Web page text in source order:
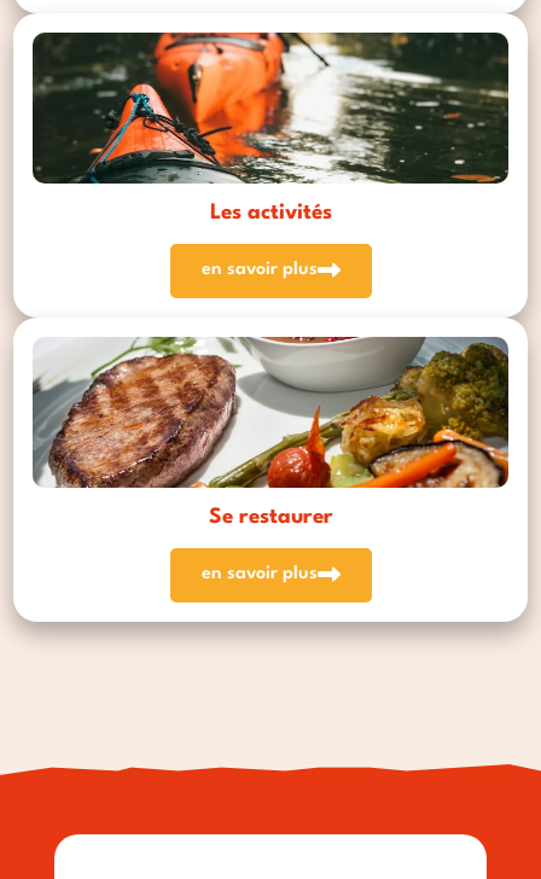
Les activités
en savoir plus
Se restaurer
en savoir plus